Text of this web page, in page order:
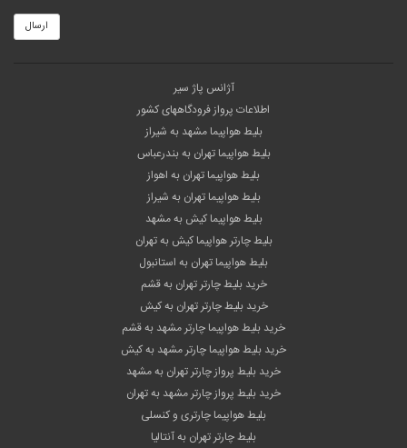
ارسال
آژانس پاژ سیر
اطلاعات پرواز فرودگاههای کشور
بلیط هواپیما مشهد به شیراز
بلیط هواپیما تهران به بندرعباس
بلیط هواپیما تهران به اهواز
بلیط هواپیما تهران به شیراز
بلیط هواپیما کیش به مشهد
بلیط چارتر هواپیما کیش به تهران
بلیط هواپیما تهران به استانبول
خرید بلیط چارتر تهران به قشم
خرید بلیط چارتر تهران به کیش
خرید بلیط هواپیما چارتر مشهد به قشم
خرید بلیط هواپیما چارتر مشهد به کیش
خرید بلیط پرواز چارتر تهران به مشهد
خرید بلیط پرواز چارتر مشهد به تهران
بلیط هواپیما چارتری و کنسلی
بلیط چارتر تهران به آنتالیا